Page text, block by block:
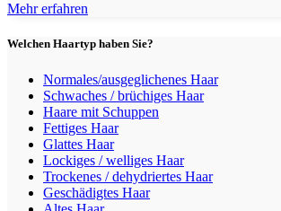
Mehr erfahren
Welchen Haartyp haben Sie?
Normales/ausgeglichenes Haar
Schwaches / brüchiges Haar
Haare mit Schuppen
Fettiges Haar
Glattes Haar
Lockiges / welliges Haar
Trockenes / dehydriertes Haar
Geschädigtes Haar